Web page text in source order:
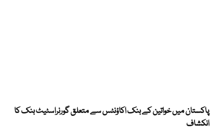
پاکستان میں خواتین کے بنک اکاؤنٹس سے متعلق گورنراسٹیٹ بنک کا
انکشاف